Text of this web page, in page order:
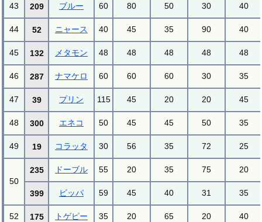
43 209 ブルー 60 80 50 30 40
44 52 ニャース 40 45 35 90 40
45 132 メタモン 48 48 48 48 48
46 287 ナマケロ 60 60 60 30 35
47 39 プリン 115 45 20 20 45
48 300 エネコ 50 45 45 50 35
49 19 コラッタ 30 56 35 72 25
50
235 ドーブル 55 20 35 75 20
399 ビッパ 59 45 40 31 35
52 175 トゲピー 35 20 65 20 40